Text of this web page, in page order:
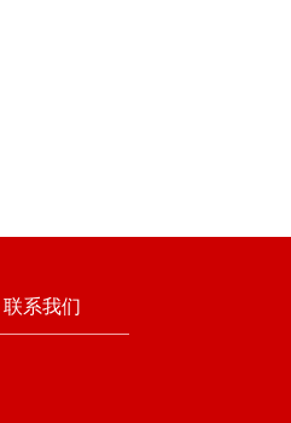
联系我们